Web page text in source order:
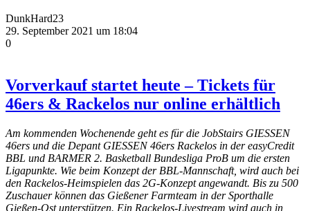
DunkHard23
29. September 2021 um 18:04
0
Vorverkauf startet heute – Tickets für
46ers & Rackelos nur online erhältlich
Am kommenden Wochenende geht es für die JobStairs GIESSEN
46ers und die Depant GIESSEN 46ers Rackelos in der easyCredit
BBL und BARMER 2. Basketball Bundesliga ProB um die ersten
Ligapunkte. Wie beim Konzept der BBL-Mannschaft, wird auch bei
den Rackelos-Heimspielen das 2G-Konzept angewandt. Bis zu 500
Zuschauer können das Gießener Farmteam in der Sporthalle
Gießen-Ost unterstützen. Ein Rackelos-Livestream wird auch in